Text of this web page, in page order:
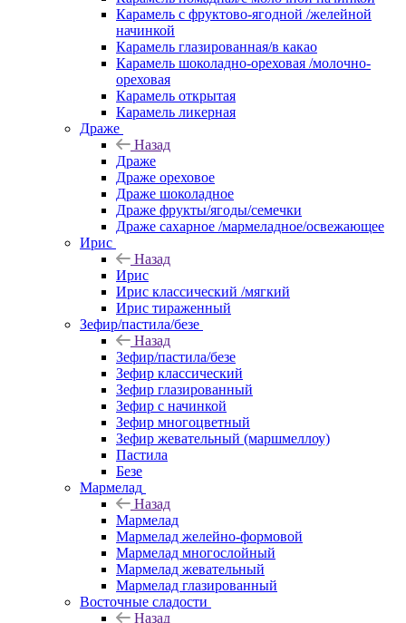
Карамель с фруктово-ягодной /желейной
начинкой
Карамель глазированная/в какао
Карамель шоколадно-ореховая /молочно-
ореховая
Карамель открытая
Карамель ликерная
Драже
Назад
Драже
Драже ореховое
Драже шоколадное
Драже фрукты/ягоды/семечки
Драже сахарное /мармеладное/освежающее
Ирис
Назад
Ирис
Ирис классический /мягкий
Ирис тираженный
Зефир/пастила/безе
Назад
Зефир/пастила/безе
Зефир классический
Зефир глазированный
Зефир с начинкой
Зефир многоцветный
Зефир жевательный (маршмеллоу)
Пастила
Безе
Мармелад
Назад
Мармелад
Мармелад желейно-формовой
Мармелад многослойный
Мармелад жевательный
Мармелад глазированный
Восточные сладости
Назад